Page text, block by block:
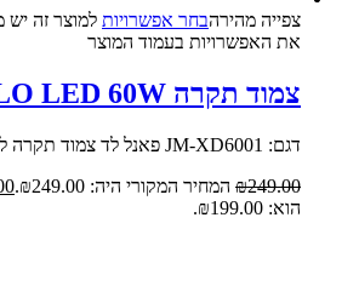
צפייה‬ ‫מהירה‬בחר אפשרויות למוצר זה יש
את האפשרויות בעמוד המוצר
צמוד תקרה APOLLO LED 60W
דגם: JM-XD6001 פאנל לד צמוד תקרה להתקנה
₪249.00 המחיר המקורי היה: ₪249.00.
הוא: ₪199.00.